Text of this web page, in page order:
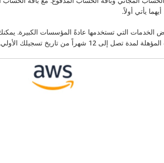
من تاريخ تسجيلك الأولي.